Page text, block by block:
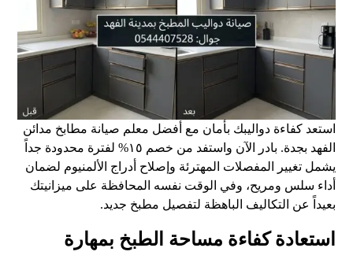
استعد كفاءة دواليبك بأمان مع أفضل معلم صيانة مطابخ مدائن
الفهد بجدة. بادر الآن واستفد من خصم ١٥% لفترة محدودة جداً
يشمل تغيير المفصلات المهترئة وإصلاح أدراج الألمنيوم لضمان
أداء سلس ومريح، وفي الوقت نفسه المحافظة على ميزانيتك
بعيداً عن التكاليف الباهظة لتفصيل مطبخ جديد.
استعادة كفاءة مساحة الطبخ بمهارة